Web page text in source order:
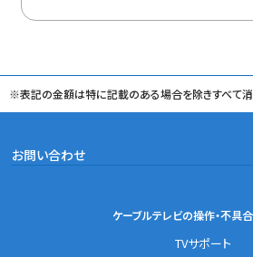
※表記の金額は特に記載のある場合を除きすべて消
お問い合わせ
ケーブルテレビの操作・不具
TVサポート